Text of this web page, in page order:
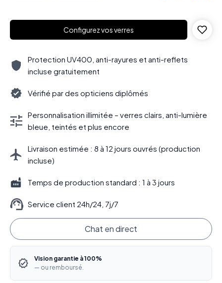
Configurez vos verres
Protection UV400, anti-rayures et anti-reflets
incluse gratuitement
Vérifié par des opticiens diplômés
Personnalisation illimitée – verres clairs, anti-lumière
bleue, teintés et plus encore
Livraison estimée : 8 à 12 jours ouvrés (production
incluse)
Temps de production standard : 1 à 3 jours
Service client 24h/24, 7j/7
Chat en direct
Vision garantie à 100%
— ou remboursé.